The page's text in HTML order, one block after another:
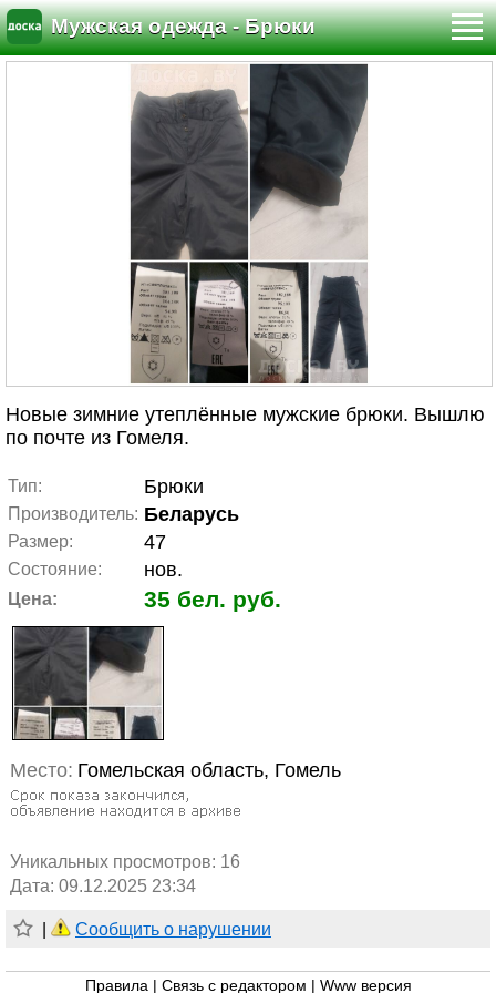
Мужская одежда - Брюки
Новые зимние утеплённые мужские брюки. Вышлю
по почте из Гомеля.
Тип: Брюки
Производитель: Беларусь
Размер: 47
Состояние: нов.
Цена: 35 бел. руб.
Место: Гомельская область, Гомель
Уникальных просмотров: 16
Дата: 09.12.2025 23:34
Сообщить о нарушении
Правила Связь с редактором Www версия